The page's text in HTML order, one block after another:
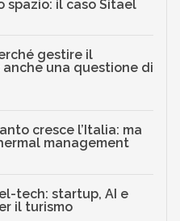
spazio: il caso Sitael
gestire il
una questione di
cresce l’Italia: ma
management
tech: startup, AI e
il turismo